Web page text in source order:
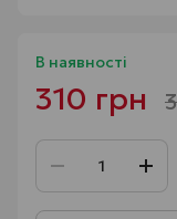
В наявності
310 грн